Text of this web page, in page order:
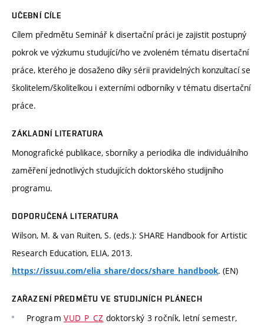
UČEBNÍ CÍLE
Cílem předmětu Seminář k disertační práci je zajistit postupný
pokrok ve výzkumu studující/ho ve zvoleném tématu disertační
práce, kterého je dosaženo díky sérii pravidelných konzultací se
školitelem/školitelkou i externími odborníky v tématu disertační
práce.
ZÁKLADNÍ LITERATURA
Monografické publikace, sborníky a periodika dle individuálního
zaměření jednotlivých studujících doktorského studijního
programu.
DOPORUČENÁ LITERATURA
Wilson, M. & van Ruiten, S. (eds.): SHARE Handbook for Artistic
Research Education, ELIA, 2013.
https://issuu.com/elia_share/docs/share_handbook. (EN)
ZAŘAZENÍ PŘEDMĚTU VE STUDIJNÍCH PLÁNECH
ProgramVUD_P_CZ doktorský 3 ročník, letní semestr,